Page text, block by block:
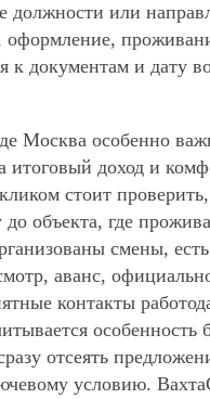
должности или
оформление,
к документам и дату
Москва особенно
итоговый доход и
стоит
до объекта, где
смены,
аванс,
контакты
особенность
отсеять
условию.